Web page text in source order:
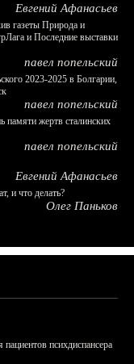
Евгений Афанасьев
газеты Природа и
и Последние выставки
павел попельский
2023-2025 в Болгарии,
павел попельский
памяти жертв сталинских
павел попельский
Евгений Афанасьев
и что делать?
Олег Паньков
пациентов психдиспансера